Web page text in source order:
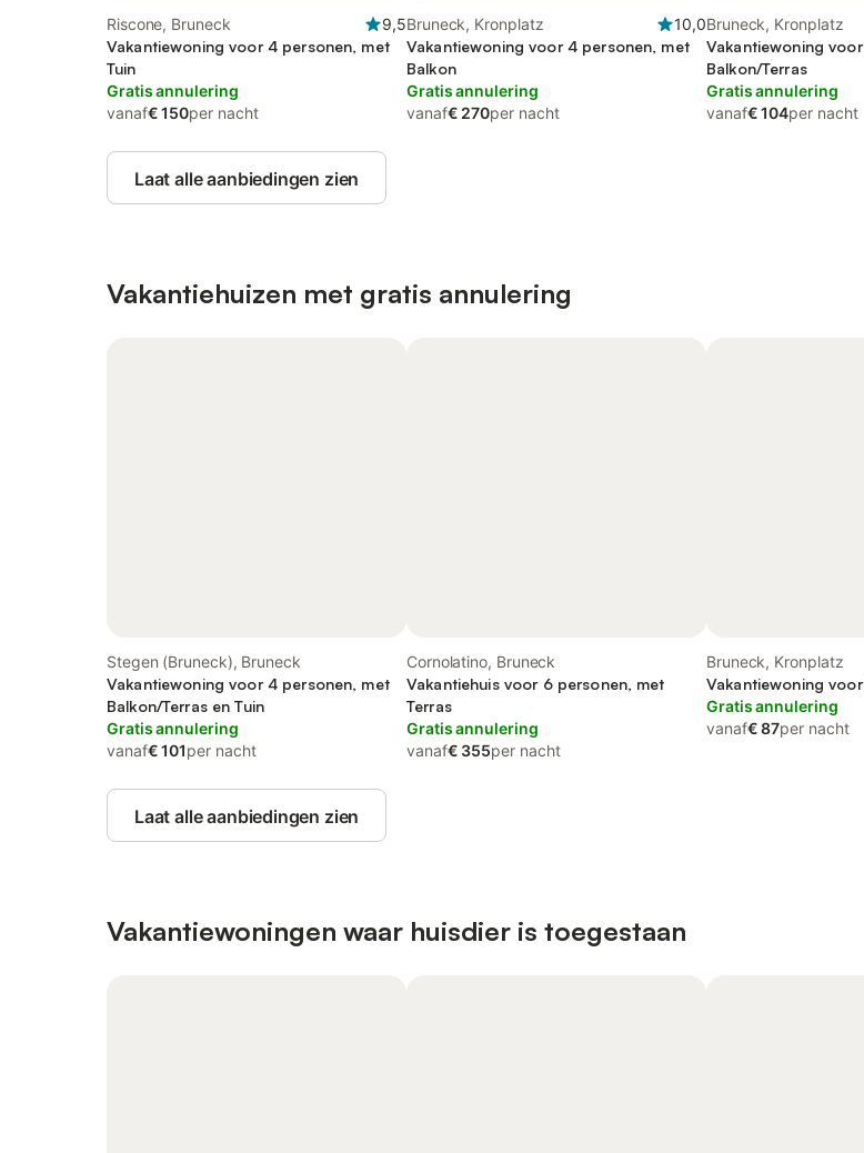
Riscone, Bruneck
9,5
Vakantiewoning voor 4 personen, met
Tuin
Gratis annulering
vanaf€ 150per nacht
Bruneck, Kronplatz
10,0
Vakantiewoning voor 4 personen, met
Balkon
Gratis annulering
vanaf€ 270per nacht
Bruneck, Kronplatz
Vakantiewoning
Balkon/Terras
Gratis annulering
vanaf€ 104per nacht
Laat alle aanbiedingen zien
Vakantiehuizen met gratis annulering
Stegen (Bruneck), Bruneck
Vakantiewoning voor 4 personen, met
Balkon/Terras en Tuin
Gratis annulering
vanaf€ 101per nacht
Cornolatino, Bruneck
Vakantiehuis voor 6 personen, met
Terras
Gratis annulering
vanaf€ 355per nacht
Bruneck, Kronplatz
Vakantiewoning
Gratis annulering
vanaf€ 87per nacht
Laat alle aanbiedingen zien
Vakantiewoningen waar huisdier is toegestaan